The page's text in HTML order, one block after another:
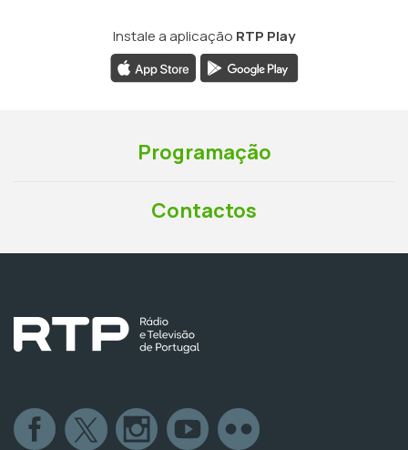
Instale a aplicação RTP Play
Programação
Contactos